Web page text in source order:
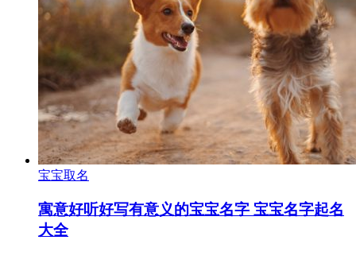
宝宝取名
寓意好听好写有意义的宝宝名字 宝宝名字起名
大全